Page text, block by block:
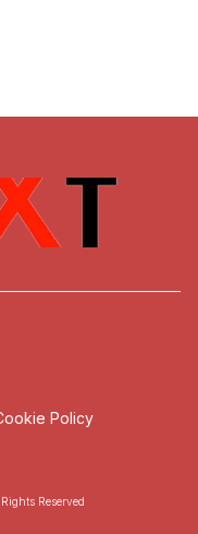
Policy
Reserved